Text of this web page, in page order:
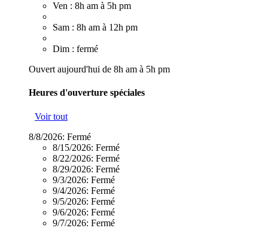
Ven : 8h am à 5h pm
Sam : 8h am à 12h pm
Dim : fermé
Ouvert aujourd'hui de 8h am à 5h pm
Heures d'ouverture spéciales
Voir tout
8/8/2026: Fermé
8/15/2026: Fermé
8/22/2026: Fermé
8/29/2026: Fermé
9/3/2026: Fermé
9/4/2026: Fermé
9/5/2026: Fermé
9/6/2026: Fermé
9/7/2026: Fermé